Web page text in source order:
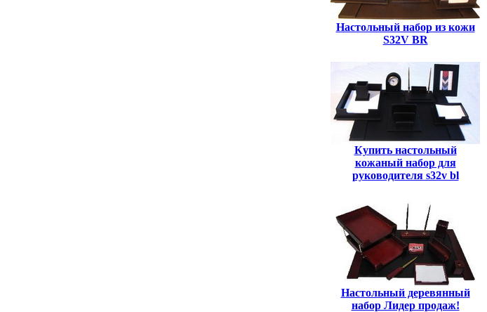
Настольный набор из кожи
S32V BR
Купить настольный
кожаный набор для
руководителя s32v bl
Настольный деревянный
набор Лидер продаж!